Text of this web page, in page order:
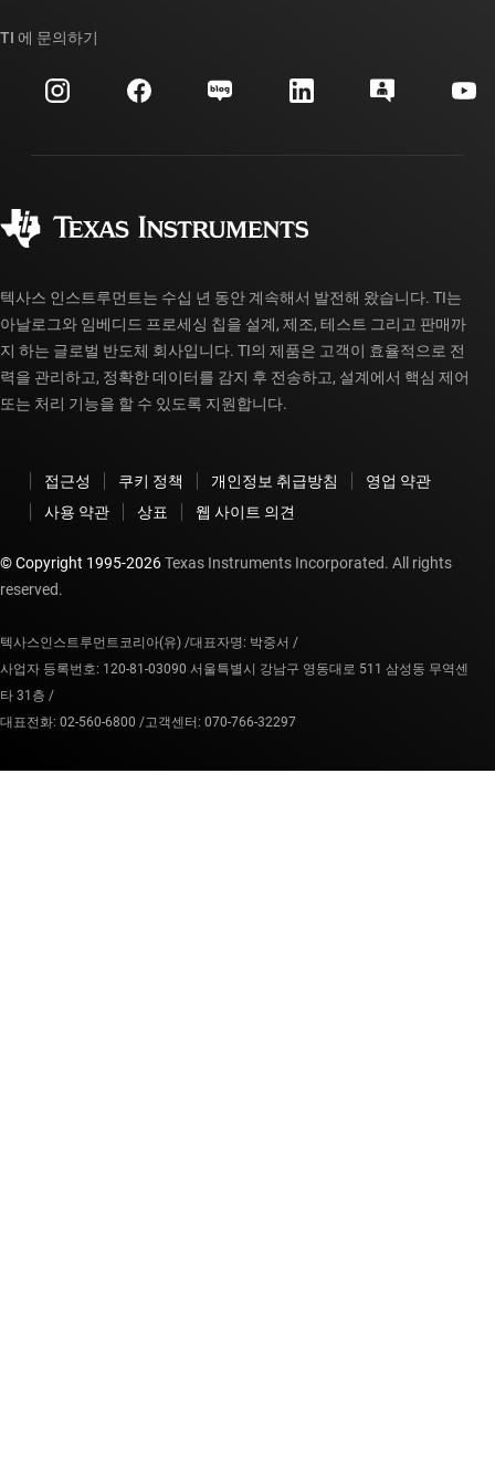
투자 관계
제조
대체품 검색
고객 지원 센터
myTI 계정 FAQ
주문 FAQ
TI 에 문의하기
텍사스 인스트루먼트는 수십 년 동안 계속해서 발전해 왔습니다. TI는
아날로그와 임베디드 프로세싱 칩을 설계, 제조, 테스트 그리고 판매까
지 하는 글로벌 반도체 회사입니다. TI의 제품은 고객이 효율적으로 전
력을 관리하고, 정확한 데이터를 감지 후 전송하고, 설계에서 핵심 제어
또는 처리 기능을 할 수 있도록 지원합니다.
접근성 쿠키 정책 개인정보 취급방침
영업 약관
사용 약관
상표 웹 사이트 의견
© Copyright 1995-2026Texas Instruments Incorporated. All rights
reserved.
텍사스인스트루먼트코리아(유) /대표자명: 박중서 /
사업자 등록번호: 120-81-03090 서울특별시 강남구 영동대로 511 삼성동 무역센
타 31층 /
대표전화: 02-560-6800 /고객센터: 070-766-32297